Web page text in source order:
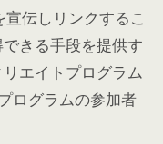
伝しリンクするこ
きる手段を提供す
エイトプログラム
ログラムの参加者